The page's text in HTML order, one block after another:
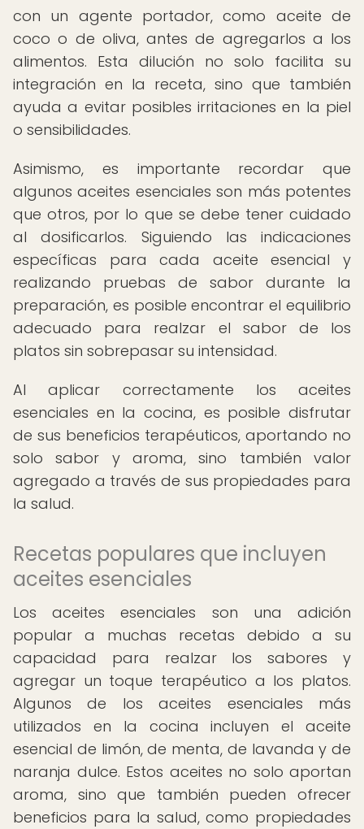
con un agente portador, como aceite de
coco o de oliva, antes de agregarlos a los
alimentos. Esta dilución no solo facilita su
integración en la receta, sino que también
ayuda a evitar posibles irritaciones en la piel
o sensibilidades.
Asimismo, es importante recordar que
algunos aceites esenciales son más potentes
que otros, por lo que se debe tener cuidado
al dosificarlos. Siguiendo las indicaciones
específicas para cada aceite esencial y
realizando pruebas de sabor durante la
preparación, es posible encontrar el equilibrio
adecuado para realzar el sabor de los
platos sin sobrepasar su intensidad.
Al aplicar correctamente los aceites
esenciales en la cocina, es posible disfrutar
de sus beneficios terapéuticos, aportando no
solo sabor y aroma, sino también valor
agregado a través de sus propiedades para
la salud.
Recetas populares que incluyen
aceites esenciales
Los aceites esenciales son una adición
popular a muchas recetas debido a su
capacidad para realzar los sabores y
agregar un toque terapéutico a los platos.
Algunos de los aceites esenciales más
utilizados en la cocina incluyen el aceite
esencial de limón, de menta, de lavanda y de
naranja dulce. Estos aceites no solo aportan
aroma, sino que también pueden ofrecer
beneficios para la salud, como propiedades